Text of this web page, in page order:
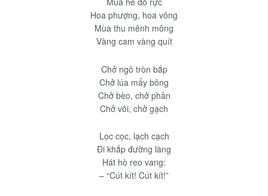
Hoa phượng, hoa vông
Mùa thu mênh mông
Vàng cam vàng quít
Chở ngô tròn bắp
Chở lúa mẩy bông
Chở bèo, chở phân
Chở vôi, chở gạch
Lọc cọc, lạch cạch
Đi khắp đường làng
Hát hò reo vang:
– “Cút kít! Cút kít!”